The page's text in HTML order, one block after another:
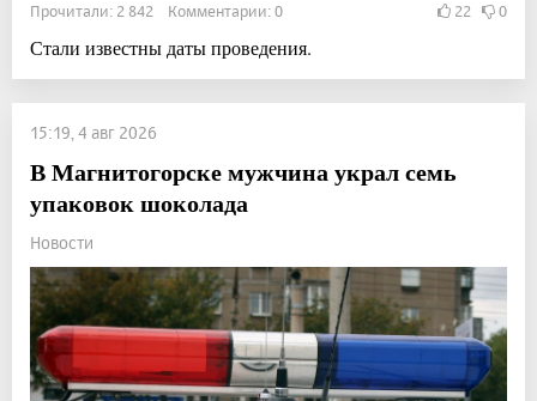
Прочитали: 2 842 Комментарии: 0 22 0
Стали известны даты проведения.
15:19, 4 авг 2026
В Магнитогорске мужчина украл семь
упаковок шоколада
Новости